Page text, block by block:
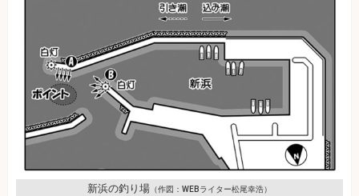
新浜の釣り場 （作図：WEBライター松尾幸浩）